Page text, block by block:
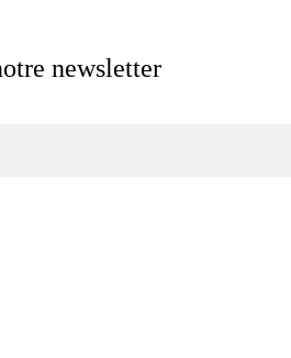
newsletter